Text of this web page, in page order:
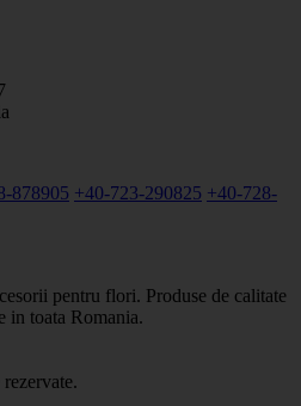
878905 +40-723-290825 +40-728-